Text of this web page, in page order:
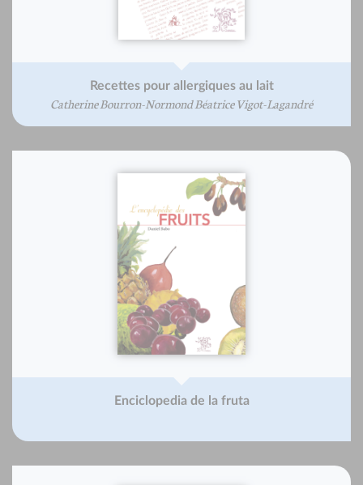
Recettes pour allergiques au lait
Catherine Bourron-Normond Béatrice Vigot-Lagandré
Enciclopedia de la fruta